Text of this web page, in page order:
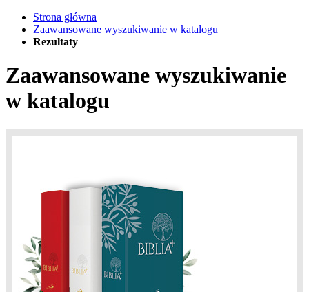
Strona główna
Zaawansowane wyszukiwanie w katalogu
Rezultaty
Zaawansowane wyszukiwanie
w katalogu